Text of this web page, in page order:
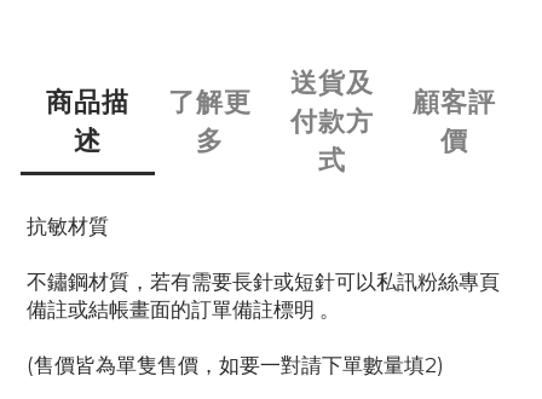
商品描
述
了解更
多
送貨及
付款方
式
顧客評
價
抗敏材質
不鏽鋼材質，若有需要長針或短針可以私訊粉絲專頁
備註或結帳畫面的訂單備註標明 。
(售價皆為單隻售價，如要一對請下單數量填2)